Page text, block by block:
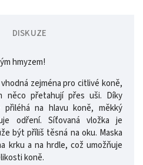
DISKUZE
hmyzem!
zejména pro citlivé koně,
něco přetahují přes uši. Díky
přiléhá na hlavu koně, měkký
odření. Síťovaná vložka je
být příliš těsná na oku. Maska
krku a na hrdle, což umožňuje
koně.